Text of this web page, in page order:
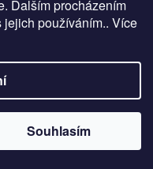
Dalším procházením
používáním.. Více
Souhlasím
s.r.o.
. Všechna práva